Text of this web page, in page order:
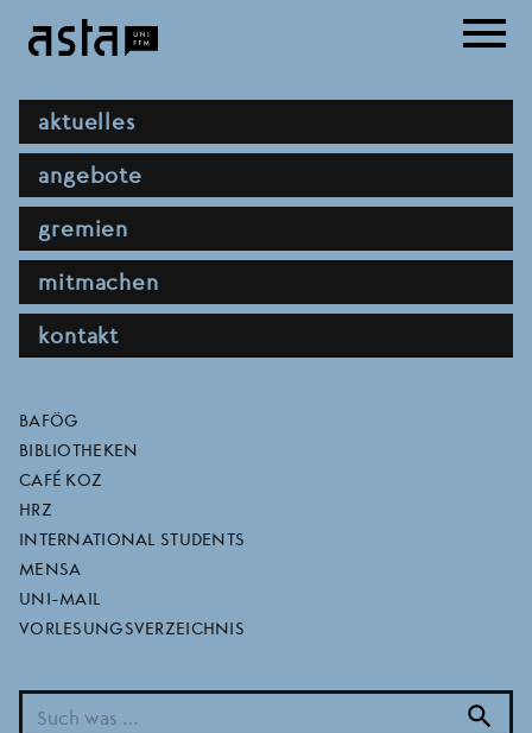
zum
hauptnavigation
aktuelles
angebote
gremien
mitmachen
kontakt
direktlinks
BAFÖG
BIBLIOTHEKEN
CAFÉ KOZ
HRZ
INTERNATIONAL STUDENTS
MENSA
UNI-MAIL
VORLESUNGSVERZEICHNIS
search
menu
rückerstattung 9-euro-
ticket ab sofort möglich!
- refund 9-euro-ticket
possible now!
19.08.2022